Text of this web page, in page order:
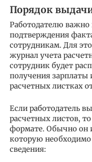
Порядок
Работодателю важно
подтверждения
сотрудникам. Для
журнал учета
сотрудник будет
получения зарплаты
расчетных листках
Если работодатель
расчетных листов,
формате. Обычно он
которую
сведения: